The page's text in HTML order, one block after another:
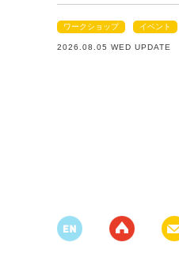
ワークショップ イベント
2026.08.05 WED UPDATE